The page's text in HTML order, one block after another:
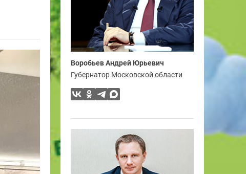
Воробьев Андрей Юрьевич
Губернатор Московской области